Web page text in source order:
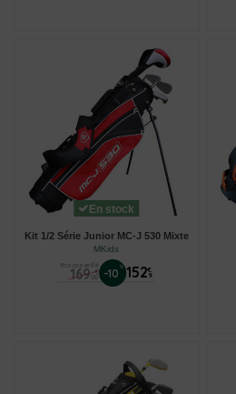
En stock
Kit 1/2 Série Junior MC-J 530 Mixte
MKids
Prix conseillé
169 €
00 -10 % 152€
9